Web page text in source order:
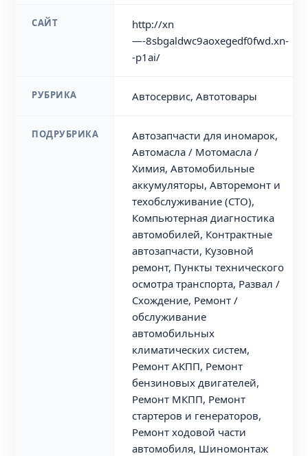
САЙТ
http://xn
—-8sbgaldwc9aoxegedf0fwd.xn-
-p1ai/
РУБРИКА Автосервис, Автотовары
ПОДРУБРИКА
Автозапчасти для иномарок,
Автомасла / Мотомасла /
Химия, Автомобильные
аккумуляторы, Авторемонт и
техобслуживание (СТО),
Компьютерная диагностика
автомобилей, Контрактные
автозапчасти, Кузовной
ремонт, Пункты технического
осмотра транспорта, Развал /
Схождение, Ремонт /
обслуживание
автомобильных
климатических систем,
Ремонт АКПП, Ремонт
бензиновых двигателей,
Ремонт МКПП, Ремонт
стартеров и генераторов,
Ремонт ходовой части
автомобиля, Шиномонтаж